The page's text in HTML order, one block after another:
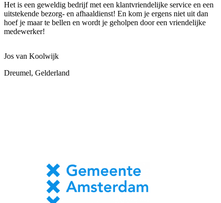
Het is een geweldig bedrijf met een klantvriendelijke service en een
uitstekende bezorg- en afhaaldienst! En kom je ergens niet uit dan
hoef je maar te bellen en wordt je geholpen door een vriendelijke
medewerker!
Jos van Koolwijk
Dreumel, Gelderland